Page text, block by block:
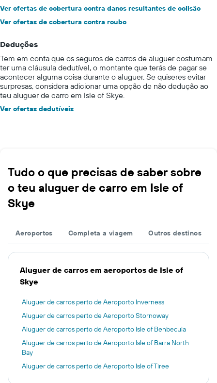
Ver ofertas de cobertura contra danos resultantes de colisão
Ver ofertas de cobertura contra roubo
Deduções
Tem em conta que os seguros de carros de aluguer costumam
ter uma cláusula dedutível, o montante que terás de pagar se
acontecer alguma coisa durante o aluguer. Se quiseres evitar
surpresas, considera adicionar uma opção de não dedução ao
teu aluguer de carro em Isle of Skye.
Ver ofertas dedutíveis
Tudo o que precisas de saber sobre
o teu aluguer de carro em Isle of
Skye
Aeroportos Completa a viagem Outros destinos
Aluguer de carros em aeroportos de Isle of
Skye
Aluguer de carros perto de Aeroporto Inverness
Aluguer de carros perto de Aeroporto Stornoway
Aluguer de carros perto de Aeroporto Isle of Benbecula
Aluguer de carros perto de Aeroporto Isle of Barra North
Bay
Aluguer de carros perto de Aeroporto Isle of Tiree